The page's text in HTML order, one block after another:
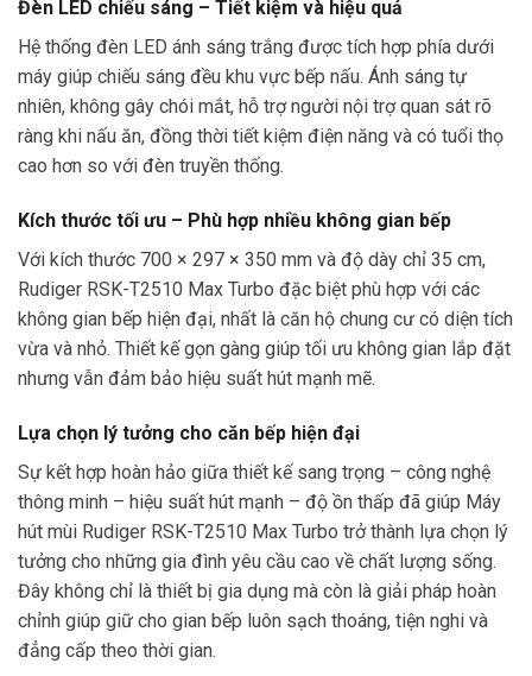
Đèn LED chiếu sáng – Tiết kiệm và hiệu quả
Hệ thống đèn LED ánh sáng trắng được tích hợp phía dưới
máy giúp chiếu sáng đều khu vực bếp nấu. Ánh sáng tự
nhiên, không gây chói mắt, hỗ trợ người nội trợ quan sát rõ
ràng khi nấu ăn, đồng thời tiết kiệm điện năng và có tuổi thọ
cao hơn so với đèn truyền thống.
Kích thước tối ưu – Phù hợp nhiều không gian bếp
Với kích thước 700 × 297 × 350 mm và độ dày chỉ 35 cm,
Rudiger RSK-T2510 Max Turbo đặc biệt phù hợp với các
không gian bếp hiện đại, nhất là căn hộ chung cư có diện tích
vừa và nhỏ. Thiết kế gọn gàng giúp tối ưu không gian lắp đặt
nhưng vẫn đảm bảo hiệu suất hút mạnh mẽ.
Lựa chọn lý tưởng cho căn bếp hiện đại
Sự kết hợp hoàn hảo giữa thiết kế sang trọng – công nghệ
thông minh – hiệu suất hút mạnh – độ ồn thấp đã giúp Máy
hút mùi Rudiger RSK-T2510 Max Turbo trở thành lựa chọn lý
tưởng cho những gia đình yêu cầu cao về chất lượng sống.
Đây không chỉ là thiết bị gia dụng mà còn là giải pháp hoàn
chỉnh giúp giữ cho gian bếp luôn sạch thoáng, tiện nghi và
đẳng cấp theo thời gian.